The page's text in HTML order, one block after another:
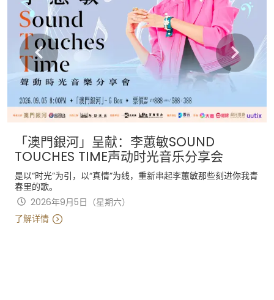
「澳門銀河」呈献：李蕙敏SOUND
TOUCHES TIME声动时光音乐分享会
是以“时光”为引，以“真情”为线，重新串起李蕙敏那些刻进你我青
春里的歌。
2026年9月5日（星期六）
了解详情